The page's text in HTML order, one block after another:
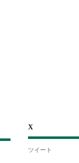
X
ツイート